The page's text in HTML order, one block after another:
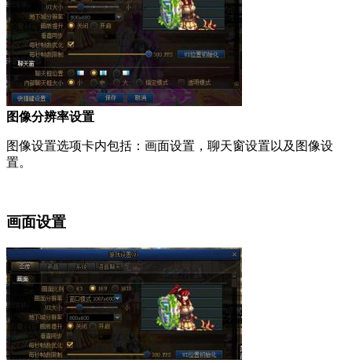
图像分辨率设置
图像设置选项卡内包括：画面设置，聊天窗设置以及图像设
置。
画面设置